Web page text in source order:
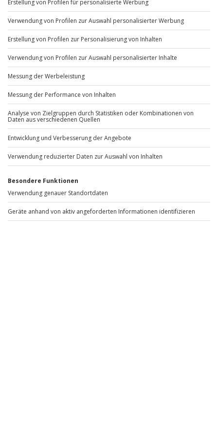
+49 89 / 60 60 89 700
Mo-Fr: 9-17 Uhr
b2b@jochen-schweizer.de
www.b2b.jochen-schweizer.de/
Artikelnummer:63762
Andere Produkte entdecken
E-Foil Einsteigerkurs für 2
Coaching Mentale Stärke